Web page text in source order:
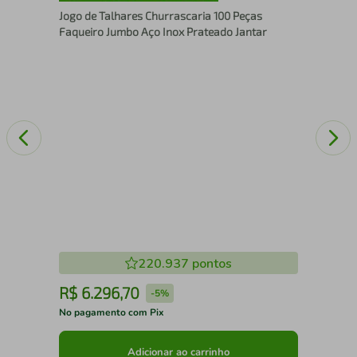
Jogo de Talhares Churrascaria 100 Peças
Faqueiro Jumbo Aço Inox Prateado Jantar
220.937 pontos
R$ 6.296,70 -5%
No pagamento com Pix
Adicionar ao carrinho